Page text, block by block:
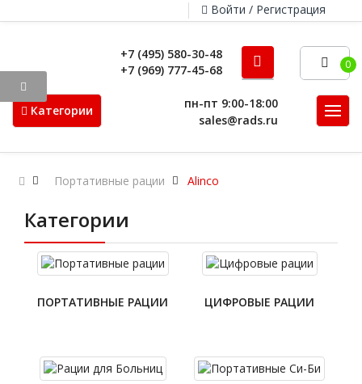
Войти / Регистрация
+7 (495) 580-30-48
+7 (969) 777-45-68
0
Категории
пн-пт 9:00-18:00
sales@rads.ru
Портативные рации Alinco
Категории
ПОРТАТИВНЫЕ РАЦИИ ЦИФРОВЫЕ РАЦИИ